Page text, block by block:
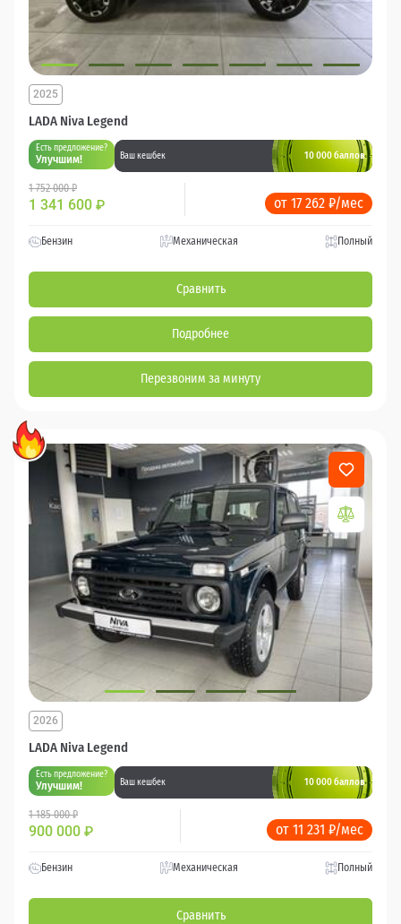
LADA Niva Legend
2025
Есть предложение?
Улучшим! Ваш кешбек 10 000 баллов
1 752 000 ₽
1 341 600 ₽ от 17 262 ₽/мес
Бензин Механическая Полный
Сравнить
Подробнее
Перезвоним за минуту
LADA Niva Legend
2026
Есть предложение?
Улучшим! Ваш кешбек 10 000 баллов
1 185 000 ₽
900 000 ₽ от 11 231 ₽/мес
Бензин Механическая Полный
Сравнить